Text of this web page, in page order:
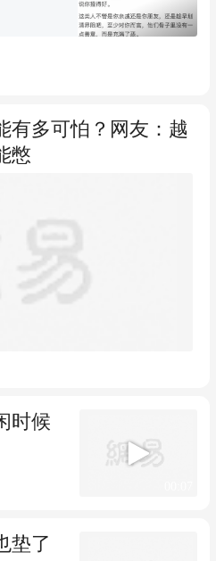
有多可怕？网友：越
憋
时候
垫了